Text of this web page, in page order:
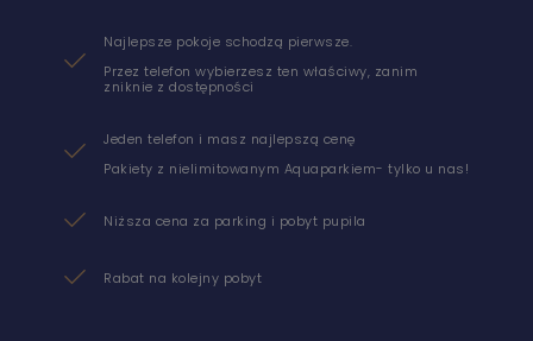
Najlepsze pokoje schodzą pierwsze.
Przez telefon wybierzesz ten właściwy, zanim
zniknie z dostępności
Jeden telefon i masz najlepszą cenę
Pakiety z nielimitowanym Aquaparkiem- tylko u nas!
Niższa cena za parking i pobyt pupila
Rabat na kolejny pobyt